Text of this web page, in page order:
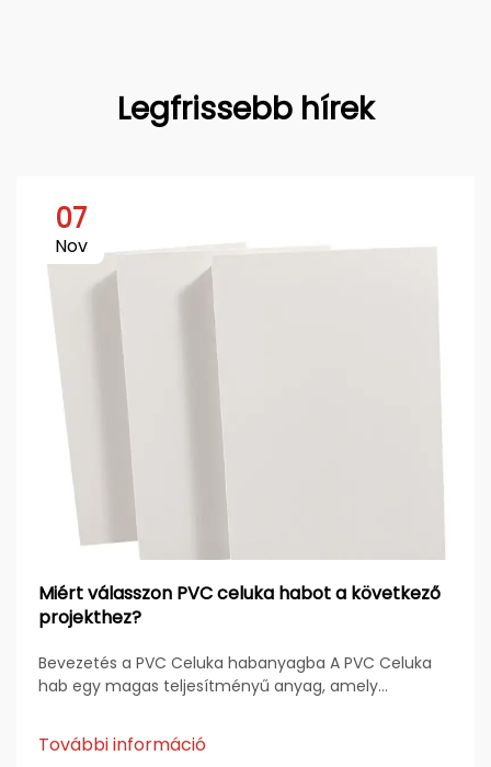
Legfrissebb hírek
07
Nov
Miért válasszon PVC celuka habot a következő
projekthez?
Bevezetés a PVC Celuka habanyagba A PVC Celuka
hab egy magas teljesítményű anyag, amely
alkalmazásairól ismert. A Celuka extrúziós eljárás
során előállított anyagnak egy belső den...
További információ